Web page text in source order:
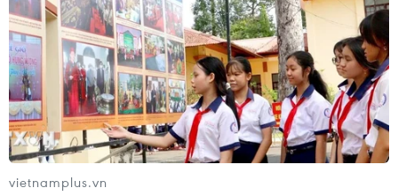
NAPAS, BIDV và Weixin Pay
mở rộng thanh toán QR
Việt Nam-Trung Quốc
06/08/2026 07:34
Làn sóng tấn công mạng
nhằm vào các quỹ đầu cơ
lớn của Mỹ
06/08/2026 06:47
vietnamplus.vn